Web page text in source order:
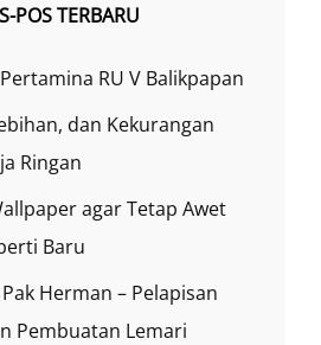
POS TERBARU
RU V Balikpapan
dan Kekurangan
Ringan
agar Tetap Awet
Baru
Herman – Pelapisan
Pembuatan Lemari